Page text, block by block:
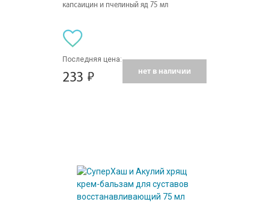
капсаицин и пчелиный яд 75 мл
Последняя цена:
233 нет в наличии